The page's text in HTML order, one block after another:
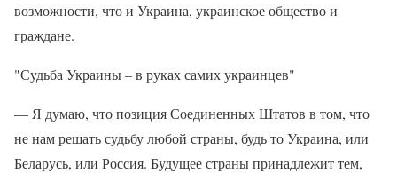
возможности, что и Украина, украинское общество и
граждане.
"Судьба Украины – в руках самих украинцев"
— Я думаю, что позиция Соединенных Штатов в том, что
не нам решать судьбу любой страны, будь то Украина, или
Беларусь, или Россия. Будущее страны принадлежит тем,